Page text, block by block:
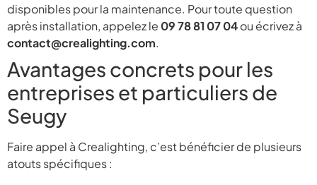
disponibles pour la maintenance. Pour toute question
après installation, appelez le 09 78 81 07 04ou écrivez à
contact@crealighting.com.
Avantages concrets pour les
entreprises et particuliers de
Seugy
Faire appel à Crealighting, c’est bénéficier de plusieurs
atouts spécifiques :